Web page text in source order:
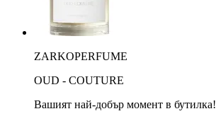
ZARKOPERFUME
OUD - COUTURE
Вашият най-добър момент в бутилка!